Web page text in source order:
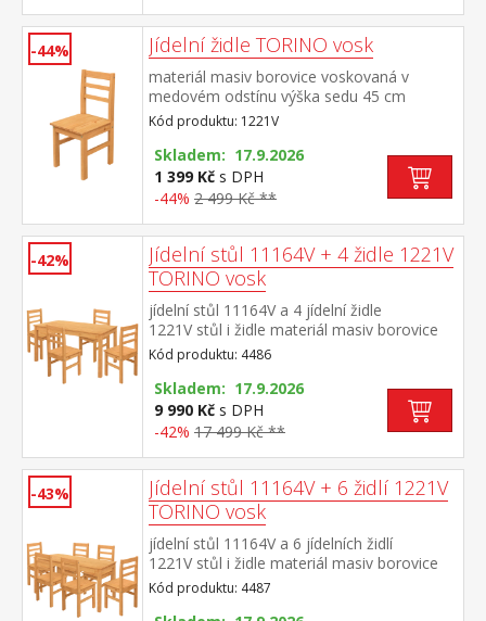
-44% Jídelní židle TORINO vosk
materiál masiv borovice voskovaná v
medovém odstínu výška sedu 45 cm
Kód produktu: 1221V
Skladem: 17.9.2026
1 399 Kč s DPH
-44% 2 499 Kč **
-42%
Jídelní stůl 11164V + 4 židle 1221V
TORINO vosk
jídelní stůl 11164V a 4 jídelní židle
1221V stůl i židle materiál masiv borovice
voskovaná v medovém odstínu výška sedu
židle 45 cm rozměr stolu (š/h/v): 150 × 75 ×
76 cm rozměr židle (š/h/v): 42 × 46 × 91 cm
Kód produktu: 4486
Skladem: 17.9.2026
9 990 Kč s DPH
-42% 17 499 Kč **
-43%
Jídelní stůl 11164V + 6 židlí 1221V
TORINO vosk
jídelní stůl 11164V a 6 jídelních židlí
1221V stůl i židle materiál masiv borovice
voskovaná v medovém odstínu výška sedu
židle 45 cm rozměr stolu (š/h/v): 150 × 75 ×
Kód produktu: 4487